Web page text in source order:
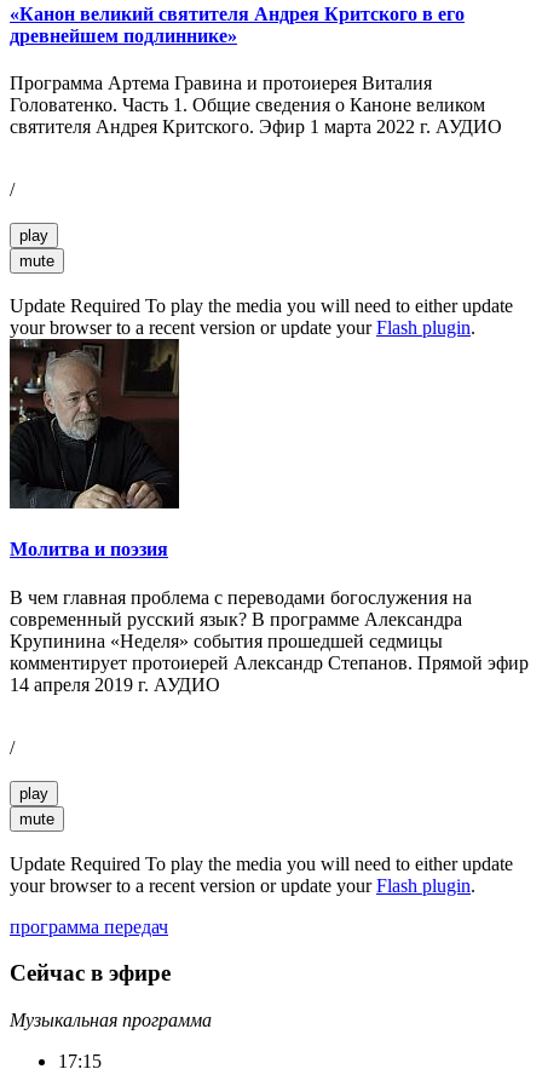
«Канон великий святителя Андрея Критского в его
древнейшем подлиннике»
Программа Артема Гравина и протоиерея Виталия
Головатенко. Часть 1. Общие сведения о Каноне великом
святителя Андрея Критского. Эфир 1 марта 2022 г. АУДИО
/
play
mute
Update Required To play the media you will need to either update
your browser to a recent version or update yourFlash plugin.
Молитва и поэзия
В чем главная проблема с переводами богослужения на
современный русский язык? В программе Александра
Крупинина «Неделя» события прошедшей седмицы
комментирует протоиерей Александр Степанов. Прямой эфир
14 апреля 2019 г. АУДИО
/
play
mute
Update Required To play the media you will need to either update
your browser to a recent version or update yourFlash plugin.
программа передач
Сейчас в эфире
Музыкальная программа
17:15